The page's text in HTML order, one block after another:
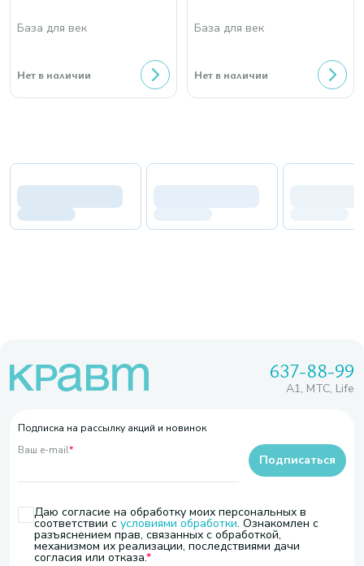
База для век
Нет в наличии
База для век
Нет в наличии
637-88-99
A1, МТС, Life
Подписка на рассылку акций и новинок
Ваш e-mail*
Даю согласие на обработку моих персональных в
соответствии с условиями обработки. Ознакомлен с
разъяснением прав, связанных с обработкой,
механизмом их реализации, последствиями дачи
согласия или отказа.
Подписаться